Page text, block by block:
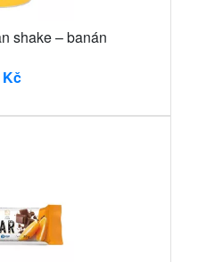
shake – banán
Kč